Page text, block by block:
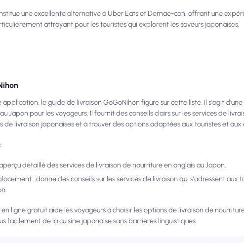
une excellente alternative à Uber Eats et Demae-can, offrant une
attrayant pour les touristes qui explorent les saveurs japonaises.
application, le guide de livraison GoGoNihon figure sur cette liste. Il s'agit
Japon pour les voyageurs. Il fournit des conseils clairs sur les services de
livraison japonaises et à trouver des options adaptées aux touristes et aux
détaillé des services de livraison de nourriture en anglais au Japon.
: donne des conseils sur les services de livraison qui s'adressent aux
en ligne gratuit aide les voyageurs à choisir les options de livraison de
facilement de la cuisine japonaise sans barrières linguistiques.